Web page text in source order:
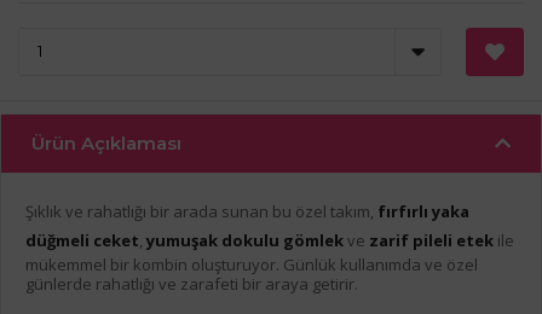
Ürün Açıklaması
Şıklık ve rahatlığı bir arada sunan bu özel takım, fırfırlı yaka
düğmeli ceket yumuşak dokulu gömlekve zarif pileli etek ile
mükemmel bir kombin oluşturuyor. Günlük kullanımda ve özel
günlerde rahatlığı ve zarafeti bir araya getirir.